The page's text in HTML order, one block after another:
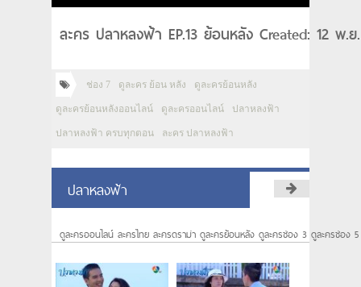
ละคร ปลาหลงฟ้า EP.13 ย้อนหลัง Created: 12 พ.
ช่อง 7 ดูละคร ย้อน หลัง ดูละครย้อนหลัง
ดูละครย้อนหลังออนไลน์ ดูละครออนไลน์ ปลาหลงฟ้า
ปลาหลงฟ้า ครบทุกตอน ละคร ปลาหลงฟ้า
ปลาหลงฟ้า
ดูละครออนไลน์ ละครไทย ละครดราม่า ดูละครย้อนหลัง ดูละครช่อง 3 ดูละครช่อง